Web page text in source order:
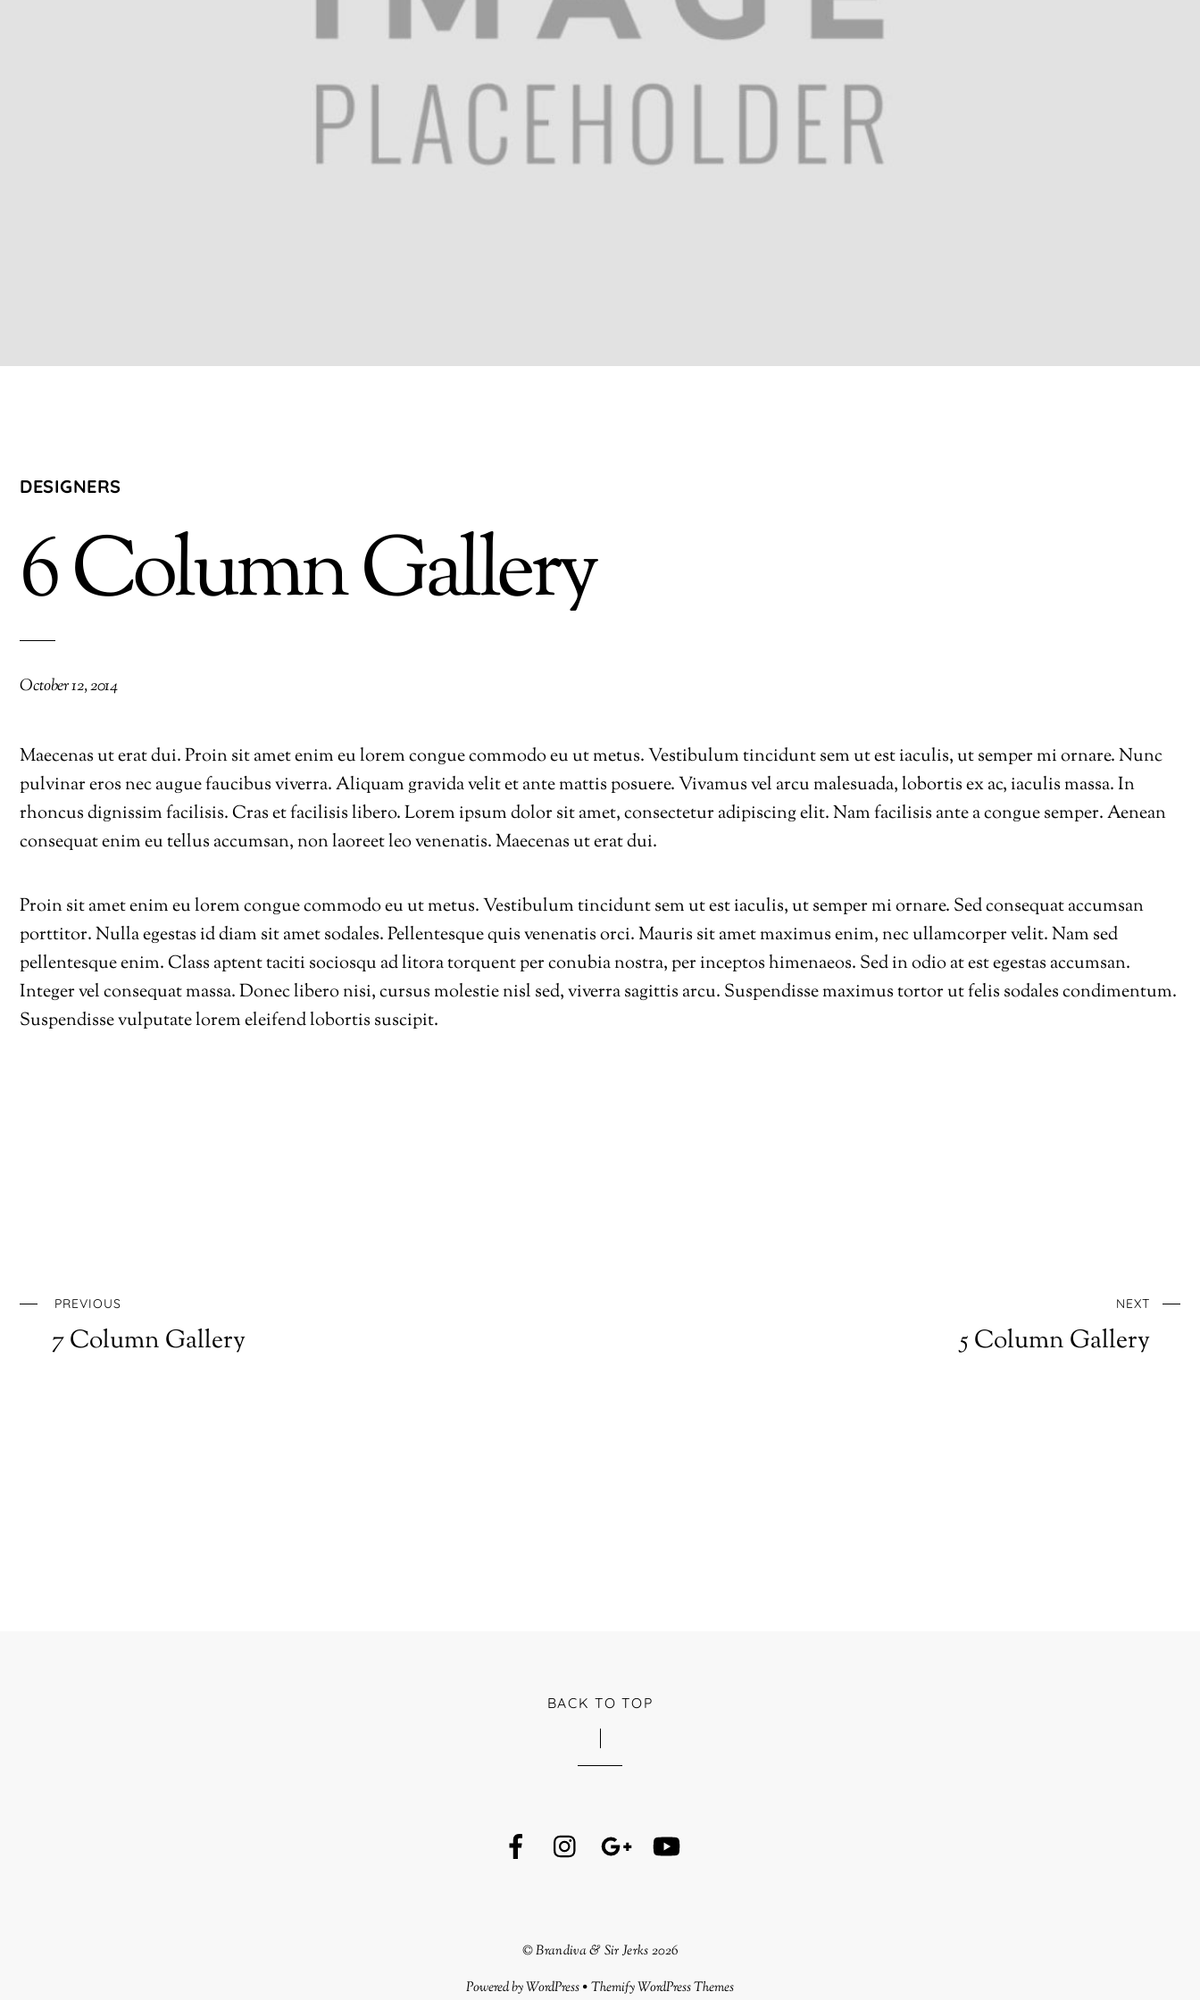
DESIGNERS
6 Column Gallery
October 12, 2014
Maecenas ut erat dui. Proin sit amet enim eu lorem congue commodo eu ut metus. Vestibulum tincidunt sem ut est iaculis, ut semper mi ornare. Nunc
pulvinar eros nec augue faucibus viverra. Aliquam gravida velit et ante mattis posuere. Vivamus vel arcu malesuada, lobortis ex ac, iaculis massa. In
rhoncus dignissim facilisis. Cras et facilisis libero. Lorem ipsum dolor sit amet, consectetur adipiscing elit. Nam facilisis ante a congue semper. Aenean
consequat enim eu tellus accumsan, non laoreet leo venenatis. Maecenas ut erat dui.
Proin sit amet enim eu lorem congue commodo eu ut metus. Vestibulum tincidunt sem ut est iaculis, ut semper mi ornare. Sed consequat accumsan
porttitor. Nulla egestas id diam sit amet sodales. Pellentesque quis venenatis orci. Mauris sit amet maximus enim, nec ullamcorper velit. Nam sed
pellentesque enim. Class aptent taciti sociosqu ad litora torquent per conubia nostra, per inceptos himenaeos. Sed in odio at est egestas accumsan.
Integer vel consequat massa. Donec libero nisi, cursus molestie nisl sed, viverra sagittis arcu. Suspendisse maximus tortor ut felis sodales condimentum.
Suspendisse vulputate lorem eleifend lobortis suscipit.
PREVIOUS
7 Column Gallery
NEXT
5 Column Gallery
BACK TO TOP
©Brandiva & Sir Jerks2026
Powered byWordPress•Themify WordPress Themes